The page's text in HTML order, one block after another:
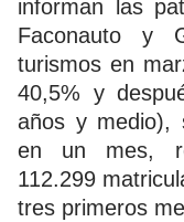
informan las
Faconauto y
turismos en
40,5% y
años y medio),
en un mes,
112.299
tres primeros